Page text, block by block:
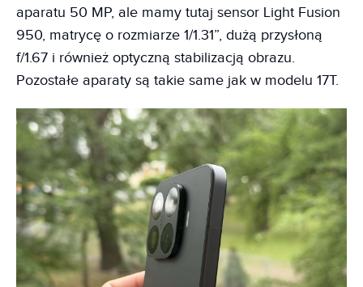
aparatu 50 MP, ale mamy tutaj sensor Light Fusion
950, matrycę o rozmiarze 1/1.31”, dużą przysłoną
f/1.67 i również optyczną stabilizacją obrazu.
Pozostałe aparaty są takie same jak w modelu 17T.